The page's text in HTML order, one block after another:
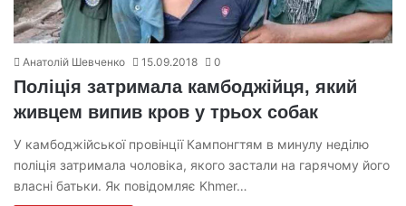
Анатолій Шевченко 15.09.2018 0
Поліція затримала камбоджійця, який
живцем випив кров у трьох собак
У камбоджійської провінції Кампонгтям в минулу неділю
поліція затримала чоловіка, якого застали на гарячому його
власні батьки. Як повідомляє Khmer…